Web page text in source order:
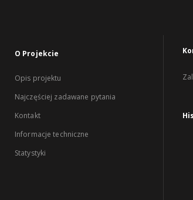
O Projekcie
Opis projektu
Najczęściej zadawane pytania
Kontakt
Informacje techniczne
Statystyki